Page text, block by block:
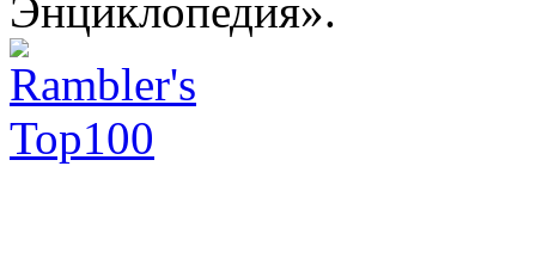
Энциклопедия».